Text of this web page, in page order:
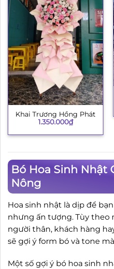
Khai Trương Hồng Phát
1.350.000₫
Bó Hoa Sinh Nhật
Nông
Hoa sinh nhật là dịp để
nhưng ấn tượng. Tùy theo
người thân, khách hàng
sẽ gợi ý form bó và tone
Một số gợi ý bó hoa sinh